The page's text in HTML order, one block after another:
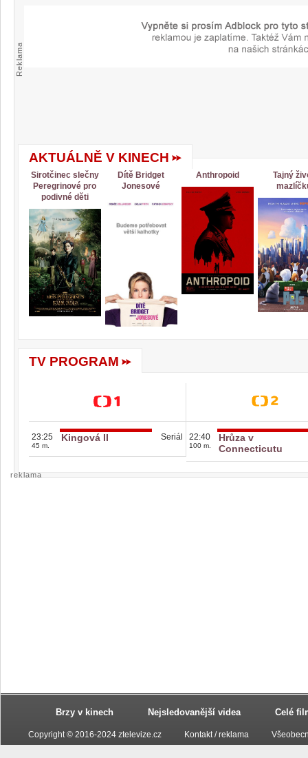
Reklama
AKTUÁLNĚ V KINECH
Sirotčinec slečny
Peregrinové pro
podivné děti
Dítě Bridget
Jonesové
Anthropoid
Tajný
TV PROGRAM
23:25
45 m.
Kingová II Seriál 22:40
100 m.
Hrůza v
Connecticutu
reklama
Brzy v kinech Nejsledovanější videa Celé
Copyright © 2016-2024 ztelevize.cz Kontakt / reklama